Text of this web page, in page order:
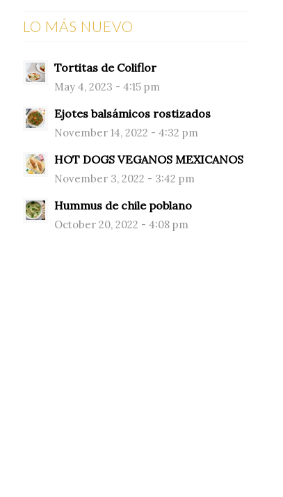
LO MÁS NUEVO
Tortitas de Coliflor
May 4, 2023 - 4:15 pm
Ejotes balsámicos rostizados
November 14, 2022 - 4:32 pm
HOT DOGS VEGANOS MEXICANOS
November 3, 2022 - 3:42 pm
Hummus de chile poblano
October 20, 2022 - 4:08 pm